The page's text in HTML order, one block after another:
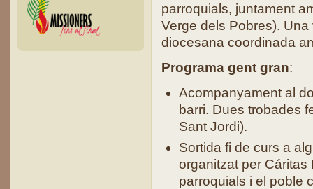
parroquials, juntament
Verge dels Pobres).
diocesana coordinada
Programa gent gran:
Acompanyament al
barri. Dues trobades
Sant Jordi).
Sortida fi de curs a
organitzat per
parroquials i el poble